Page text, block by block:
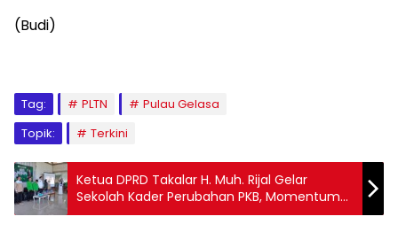
(Budi)
Tag: PLTN
Pulau Gelasa
Topik:
Terkini
Ketua DPRD Takalar H. Muh. Rijal Gelar
Sekolah Kader Perubahan PKB, Momentum
Mencetak Generasi Muda Militan dan